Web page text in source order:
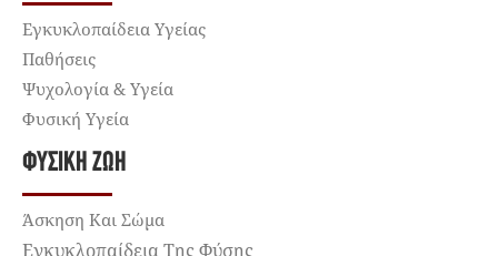
Εγκυκλοπαίδεια Υγείας
Παθήσεις
Ψυχολογία & Υγεία
Φυσική Υγεία
ΦΥΣΙΚΉ ΖΩΉ
Άσκηση Και Σώμα
Εγκυκλοπαίδεια Της Φύσης